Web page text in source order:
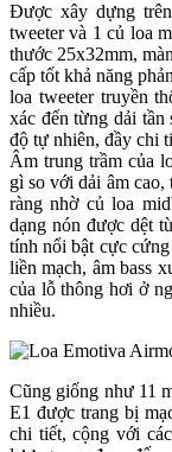
Được xây dựng
tweeter và 1 củ loa
thước 25x32mm,
cấp tốt khả năng
loa tweeter truyền
xác đến từng dải tần
độ tự nhiên, đầy chi
Âm trung trầm của
gì so với dải âm cao,
ràng nhờ củ loa
dạng nón được dệt
tính nổi bật cực
liền mạch, âm bass
của lỗ thông hơi ở
nhiều.
Cũng giống như 11
E1 được trang bị
chi tiết, cộng với